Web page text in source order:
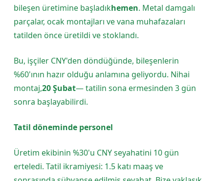
bileşen üretimine başladıkhemen. Metal damgalı
parçalar, ocak montajları ve vana muhafazaları
tatilden önce üretildi ve stoklandı.
Bu, işçiler CNY'den döndüğünde, bileşenlerin
%60'ının hazır olduğu anlamına geliyordu. Nihai
montaj,20 Şubat— tatilin sona ermesinden 3 gün
sonra başlayabilirdi.
Tatil döneminde personel
Üretim ekibinin %30'u CNY seyahatini 10 gün
erteledi. Tatil ikramiyesi: 1.5 katı maaş ve